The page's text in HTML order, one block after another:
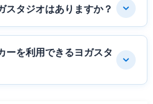
スタジオはありますか？
ーを利用できるヨガスタ